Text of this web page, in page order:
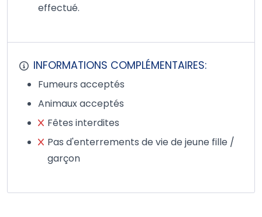
effectué.
INFORMATIONS COMPLÉMENTAIRES:
Fumeurs acceptés
Animaux acceptés
Fêtes interdites
Pas d'enterrements de vie de jeune fille /
garçon